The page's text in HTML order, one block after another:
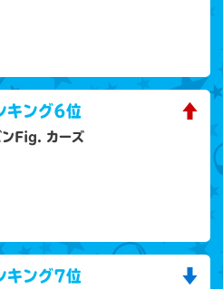
キング6位
ンFig. カーズ
キング7位